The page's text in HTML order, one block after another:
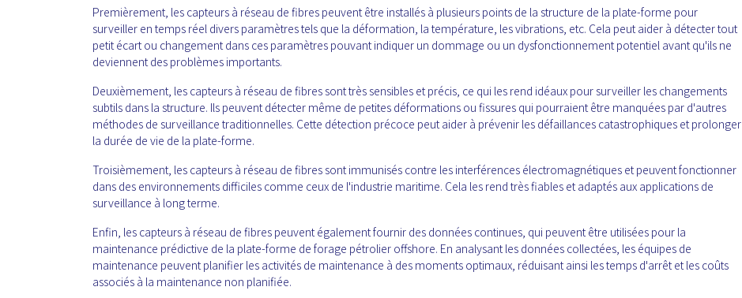
Premièrement, les capteurs à réseau de fibres peuvent être installés à plusieurs points de la structure de la plate-forme pour
surveiller en temps réel divers paramètres tels que la déformation, la température, les vibrations, etc. Cela peut aider à détecter tout
petit écart ou changement dans ces paramètres pouvant indiquer un dommage ou un dysfonctionnement potentiel avant qu'ils ne
deviennent des problèmes importants.
Deuxièmement, les capteurs à réseau de fibres sont très sensibles et précis, ce qui les rend idéaux pour surveiller les changements
subtils dans la structure. Ils peuvent détecter même de petites déformations ou fissures qui pourraient être manquées par d'autres
méthodes de surveillance traditionnelles. Cette détection précoce peut aider à prévenir les défaillances catastrophiques et prolonger
la durée de vie de la plate-forme.
Troisièmement, les capteurs à réseau de fibres sont immunisés contre les interférences électromagnétiques et peuvent fonctionner
dans des environnements difficiles comme ceux de l'industrie maritime. Cela les rend très fiables et adaptés aux applications de
surveillance à long terme.
Enfin, les capteurs à réseau de fibres peuvent également fournir des données continues, qui peuvent être utilisées pour la
maintenance prédictive de la plate-forme de forage pétrolier offshore. En analysant les données collectées, les équipes de
maintenance peuvent planifier les activités de maintenance à des moments optimaux, réduisant ainsi les temps d'arrêt et les coûts
associés à la maintenance non planifiée.